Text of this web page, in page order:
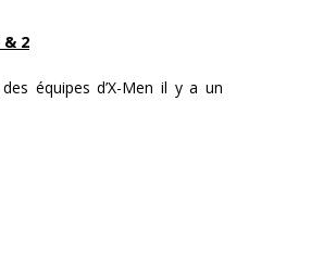
2
équipes d’X-Men il y a un